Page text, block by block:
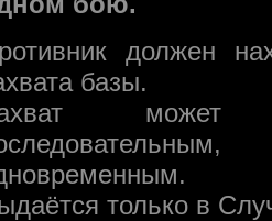
должен
базы.
только в